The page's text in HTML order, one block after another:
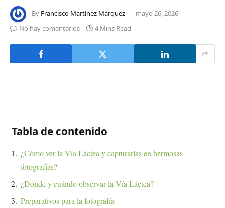
By Francisco Martínez Márquez
mayo 26, 2026
No hay comentarios
4 Mins Read
Tabla de contenido
¿Cómo ver la Vía Láctea y capturarlas en hermosas
fotografías?
¿Dónde y cuándo observar la Vía Láctea?
Preparativos para la fotografía